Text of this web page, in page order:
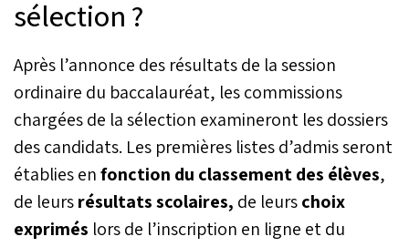
sélection ?
Après l’annonce des résultats de la session
ordinaire du baccalauréat, les commissions
chargées de la sélection examineront les dossiers
des candidats. Les premières listes d’admis seront
établies enfonction du classement des élèves,
de leursrésultats scolaires, de leurschoix
exprimés lors de l’inscription en ligne et du